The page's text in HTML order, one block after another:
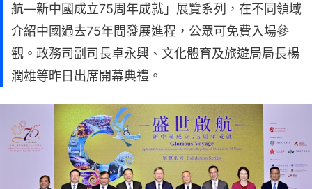
航—新中國成立75周年成就」展覽系列，在不同領域
介紹中國過去75年間發展進程，公眾可免費入場參
觀。政務司副司長卓永興、文化體育及旅遊局局長楊
潤雄等昨日出席開幕典禮。